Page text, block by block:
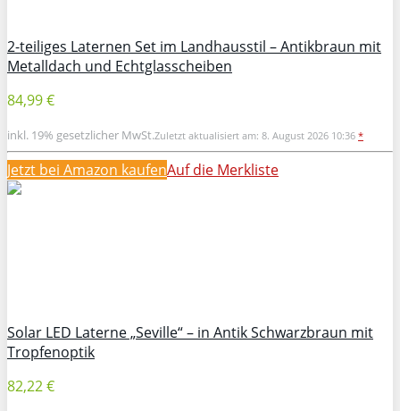
2-teiliges Laternen Set im Landhausstil – Antikbraun mit
Metalldach und Echtglasscheiben
84,99 €
inkl. 19% gesetzlicher MwSt.Zuletzt aktualisiert am: 8. August 2026 10:36 *
Jetzt bei Amazon kaufenAuf die Merkliste
Solar LED Laterne „Seville“ – in Antik Schwarzbraun mit
Tropfenoptik
82,22 €